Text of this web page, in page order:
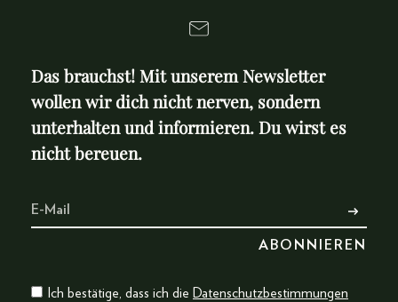
Das brauchst! Mit unserem Newsletter
wollen wir dich nicht nerven, sondern
unterhalten und informieren. Du wirst es
nicht bereuen.
Ich bestätige, dass ich die Datenschutzbestimmungen